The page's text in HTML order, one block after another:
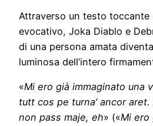
Attraverso un testo toccante
evocativo, Joka Diablo e
di una persona amata
luminosa dell’intero
«Mi ero già immaginato una
tutt cos pe turna’ ancor
non pass maje, eh» («Mi ero